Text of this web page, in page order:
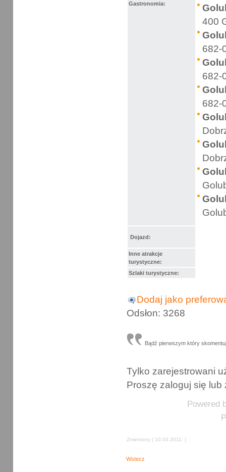
Gastronomia:
400
682-
682-
682-
Dojazd:
Inne atrakcje
turystyczne:
Szlaki turystyczne:
Dodaj jako
Odsłon: 3268
Bądź pierwszym który
Tylko zarejestrowani
Proszę zaloguj się lub
Powered
Zmieniony ( 10.03.2011. )
Wstecz